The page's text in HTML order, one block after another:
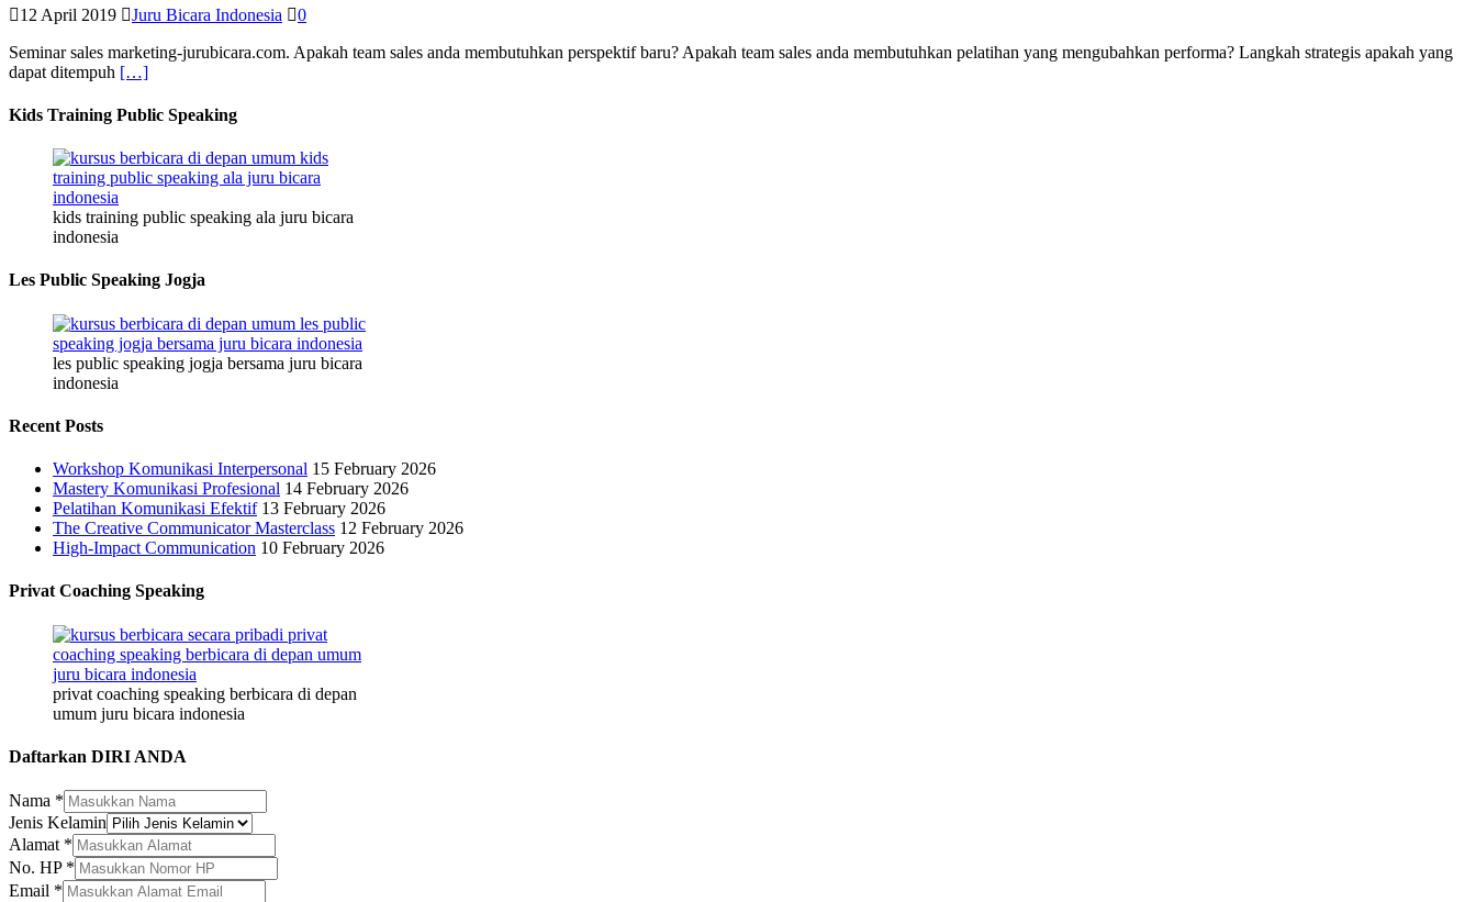
12 April 2019 Juru Bicara Indonesia
0
Seminar sales marketing-jurubicara.com. Apakah team sales anda membutuhkan perspektif baru? Apakah team sales anda membutuhkan pelatihan yang mengubahkan performa? Langkah strategis apakah yang
dapat ditempuh […]
Kids Training Public Speaking
kids training public speaking ala juru bicara
indonesia
Les Public Speaking Jogja
les public speaking jogja bersama juru bicara
indonesia
Recent Posts
Workshop Komunikasi Interpersonal 15 February 2026
Mastery Komunikasi Profesional 14 February 2026
Pelatihan Komunikasi Efektif 13 February 2026
The Creative Communicator Masterclass 12 February 2026
High-Impact Communication 10 February 2026
Privat Coaching Speaking
privat coaching speaking berbicara di depan
umum juru bicara indonesia
Daftarkan DIRI ANDA
Perusahaan/Organisasi
Alamat
Kelamin
Nama *
Jenis Kelamin
Alamat *
No. HP *
Email *